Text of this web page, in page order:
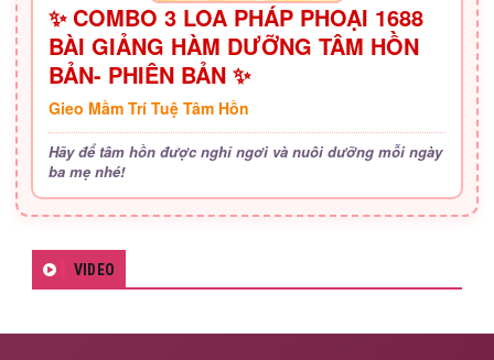
✨ COMBO 3 LOA PHÁP PHOẠI 1688
BÀI GIẢNG HÀM DƯỠNG TÂM HỒN
BẢN- PHIÊN BẢN ✨
Gieo Mầm Trí Tuệ Tâm Hồn
Hãy để tâm hồn được nghỉ ngơi và nuôi dưỡng mỗi ngày
ba mẹ nhé!
VIDEO